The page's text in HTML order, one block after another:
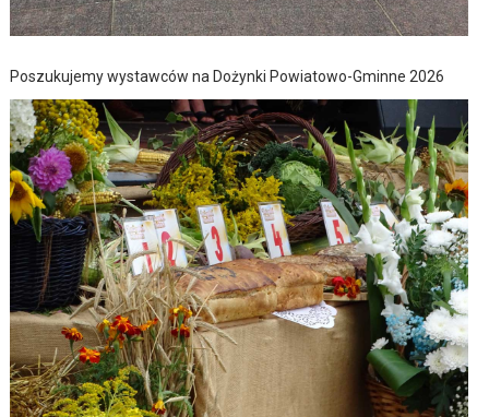
Poszukujemy wystawców na Dożynki Powiatowo-Gminne 2026